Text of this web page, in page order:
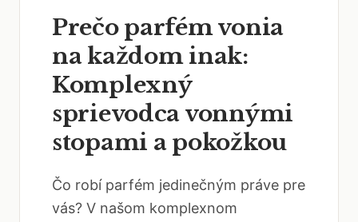
Prečo parfém vonia
na každom inak:
Komplexný
sprievodca vonnými
stopami a pokožkou
Čo robí parfém jedinečným práve pre
vás? V našom komplexnom